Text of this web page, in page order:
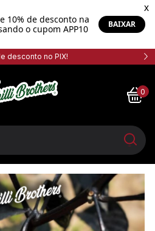
SUL E SP ACIMA DE R$ 500
0